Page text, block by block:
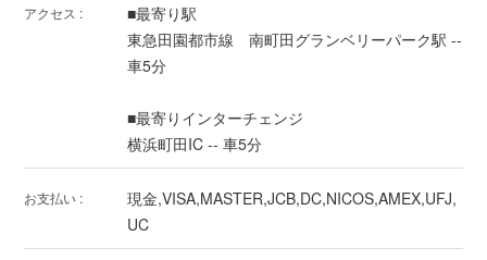
アクセス :
■最寄り駅
東急田園都市線 南町田グランベリーパーク駅 --
車5分
■最寄りインターチェンジ
横浜町田IC -- 車5分
お支払い :
現金,VISA,MASTER,JCB,DC,NICOS,AMEX,UFJ,
UC